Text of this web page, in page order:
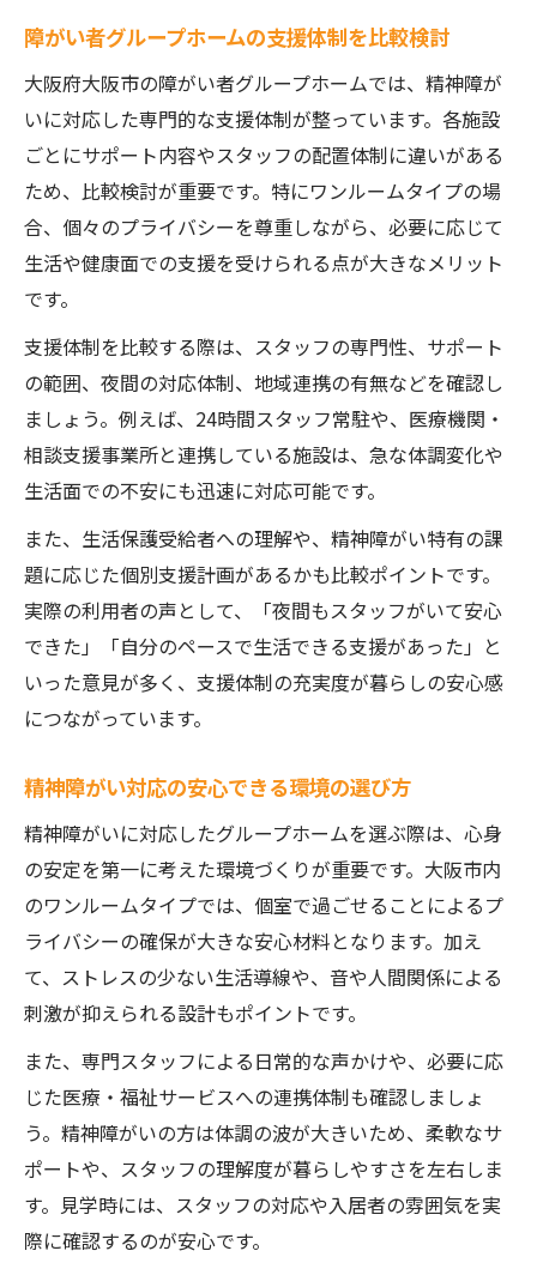
障がい者グループホームの支援体制を比較検討
大阪府大阪市の障がい者グループホームでは、精神障が
いに対応した専門的な支援体制が整っています。各施設
ごとにサポート内容やスタッフの配置体制に違いがある
ため、比較検討が重要です。特にワンルームタイプの場
合、個々のプライバシーを尊重しながら、必要に応じて
生活や健康面での支援を受けられる点が大きなメリット
です。
支援体制を比較する際は、スタッフの専門性、サポート
の範囲、夜間の対応体制、地域連携の有無などを確認し
ましょう。例えば、24時間スタッフ常駐や、医療機関・
相談支援事業所と連携している施設は、急な体調変化や
生活面での不安にも迅速に対応可能です。
また、生活保護受給者への理解や、精神障がい特有の課
題に応じた個別支援計画があるかも比較ポイントです。
実際の利用者の声として、「夜間もスタッフがいて安心
できた」「自分のペースで生活できる支援があった」と
いった意見が多く、支援体制の充実度が暮らしの安心感
につながっています。
精神障がい対応の安心できる環境の選び方
精神障がいに対応したグループホームを選ぶ際は、心身
の安定を第一に考えた環境づくりが重要です。大阪市内
のワンルームタイプでは、個室で過ごせることによるプ
ライバシーの確保が大きな安心材料となります。加え
て、ストレスの少ない生活導線や、音や人間関係による
刺激が抑えられる設計もポイントです。
また、専門スタッフによる日常的な声かけや、必要に応
じた医療・福祉サービスへの連携体制も確認しましょ
う。精神障がいの方は体調の波が大きいため、柔軟なサ
ポートや、スタッフの理解度が暮らしやすさを左右しま
す。見学時には、スタッフの対応や入居者の雰囲気を実
際に確認するのが安心です。